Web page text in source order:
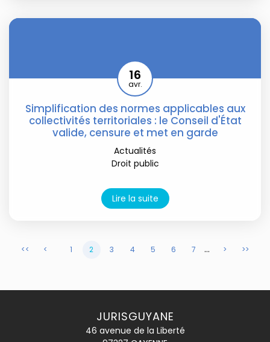
Simplification des normes applicables aux
collectivités territoriales : le Conseil d'État
valide, censure et met en garde
16
avr.
Actualités
Droit public
Lire la suite
<< < 1 2 3 4 5 6 7 ... > >>
JURISGUYANE
46 avenue de la Liberté